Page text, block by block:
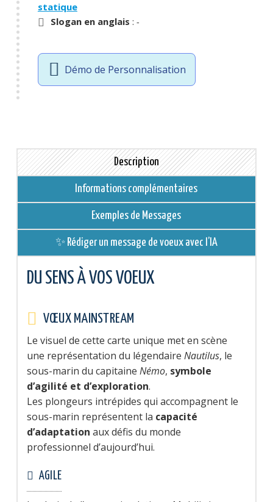
statique
Slogan en anglais : -
Démo de Personnalisation
Description
Informations complémentaires
Exemples de Messages
✨ Rédiger un message de voeux avec l’IA
DU SENS À VOS VOEUX
VŒUX MAINSTREAM
Le visuel de cette carte unique met en scène
une représentation du légendaireNautilus, le
sous-marin du capitaineNémo, symbole
d’agilité et d’exploration.
Les plongeurs intrépides qui accompagnent le
sous-marin représentent la capacité
d’adaptation aux défis du monde
professionnel d’aujourd’hui.
AGILE